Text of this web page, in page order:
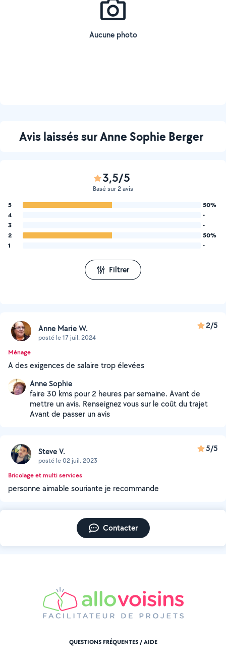
Aucune photo
Avis laissés sur Anne Sophie Berger
3,5/5
Basé sur 2 avis
5
50%
4
-
3
-
2
50%
1
-
Filtrer
Anne Marie W.
posté le 17 juil. 2024
2/5
Ménage
A des exigences de salaire trop élevées
Anne Sophie
faire 30 kms pour 2 heures par semaine. Avant de
mettre un avis. Renseignez vous sur le coût du trajet
Avant de passer un avis
Steve V.
posté le 02 juil. 2023
5/5
Bricolage et multi services
personne aimable souriante je recommande
Contacter
QUESTIONS FRÉQUENTES / AIDE